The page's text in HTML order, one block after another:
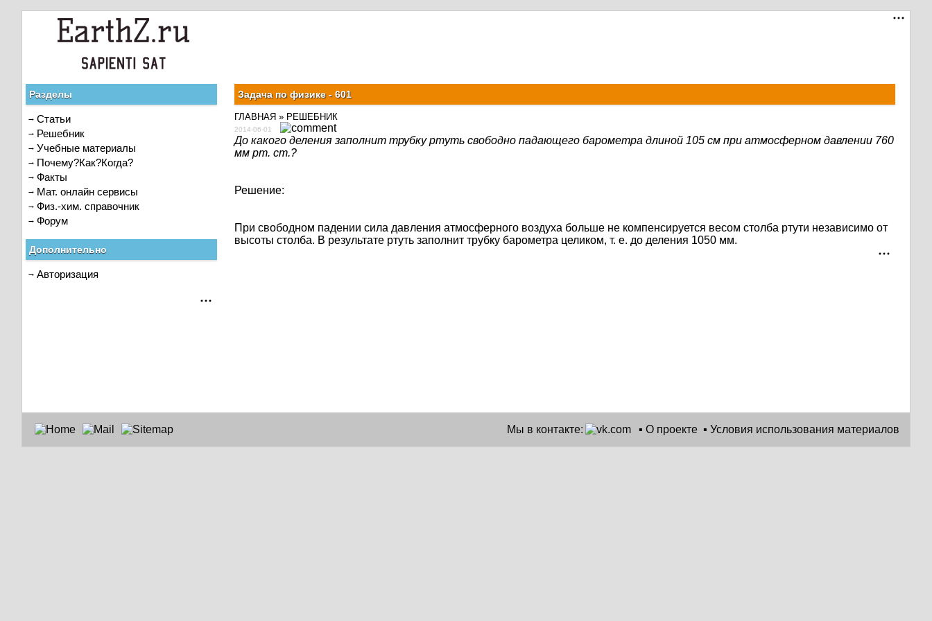
Разделы
Статьи
Решебник
Учебные материалы
Почему?Как?Когда?
Факты
Мат. онлайн сервисы
Физ.-хим. справочник
Форум
Дополнительно
Авторизация
Задача по физике - 601
ГЛАВНАЯ » РЕШЕБНИК
2014-06-01
До какого деления заполнит трубку ртуть свободно падающего барометра длиной 105 см при атмосферном давлении 760
мм рт. ст.?
Решение:
При свободном падении сила давления атмосферного воздуха больше не компенсируется весом столба ртути независимо от
высоты столба. В результате ртуть заполнит трубку барометра целиком, т. е. до деления 1050 мм.
Мы в контакте: ▪ О проекте ▪ Условия использования материалов